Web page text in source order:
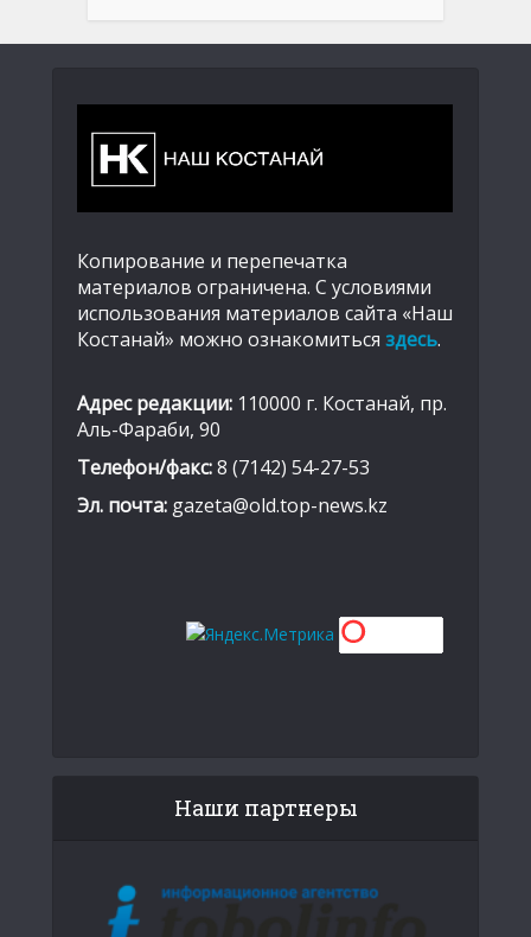
Копирование и перепечатка
материалов ограничена. С условиями
использования материалов сайта «Наш
Костанай» можно ознакомиться здесь.
Адрес редакции: 110000 г. Костанай, пр.
Аль-Фараби, 90
Телефон/факс:8 (7142) 54-27-53
Эл. почта: gazeta@old.top-news.kz
Наши партнеры